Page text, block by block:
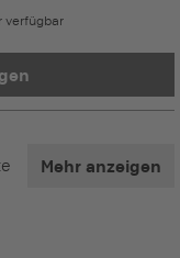
verfügbar
Mehr anzeigen